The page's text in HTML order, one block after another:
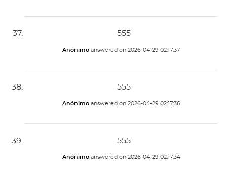
555
Anónimo answered on 2026-04-29 02:17:37
555
Anónimoanswered on 2026-04-29 02:17:36
555
Anónimoanswered on 2026-04-29 02:17:34